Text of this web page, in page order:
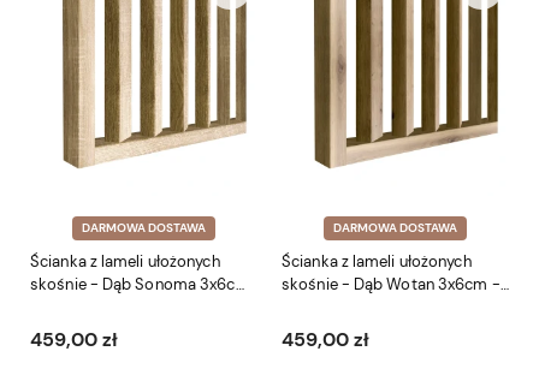
DARMOWA DOSTAWA
Ścianka z lameli ułożonych
skośnie - Dąb Sonoma 3x6cm
LEO
459,00 zł
DARMOWA DOSTAWA
Ścianka z lameli ułożonych
skośnie - Dąb Wotan 3x6cm -
459,00 zł